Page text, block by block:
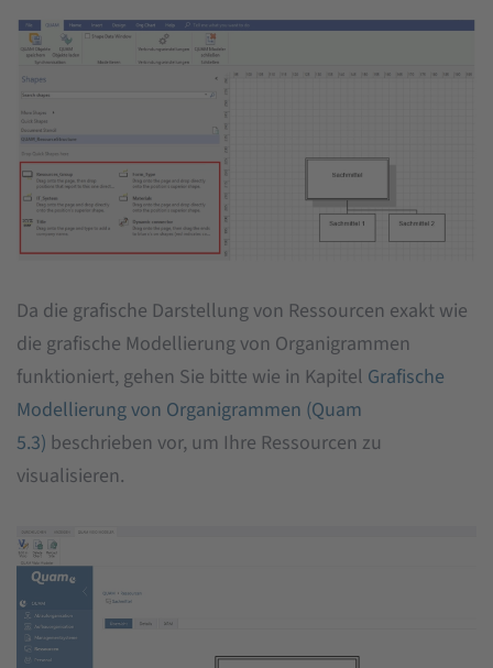
Da die grafische Darstellung von Ressourcen exakt wie
die grafische Modellierung von Organigrammen
funktioniert, gehen Sie bitte wie in Kapitel Grafische
Modellierung von Organigrammen (Quam
5.3) beschrieben vor, um Ihre Ressourcen zu
visualisieren.